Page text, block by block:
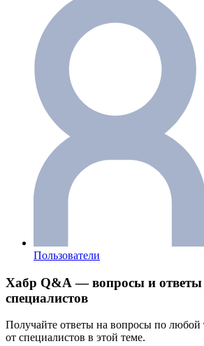
Пользователи
Хабр Q&A — вопросы и ответы
специалистов
Получайте ответы на вопросы по любой
от специалистов в этой теме.